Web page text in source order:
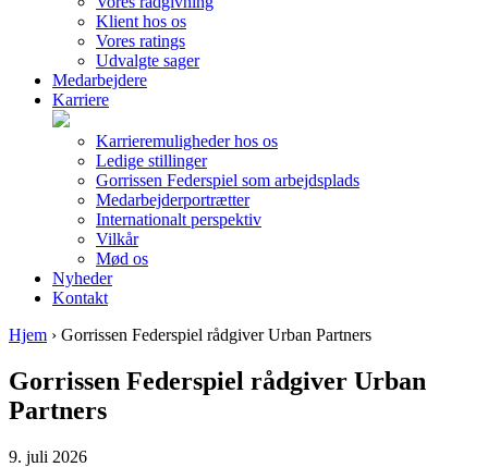
Klient hos os
Vores ratings
Udvalgte sager
Medarbejdere
Karriere
Karrieremuligheder hos os
Ledige stillinger
Gorrissen Federspiel som arbejdsplads
Medarbejderportrætter
Internationalt perspektiv
Vilkår
Mød os
Nyheder
Kontakt
Hjem › Gorrissen Federspiel rådgiver Urban Partners
Gorrissen Federspiel rådgiver Urban
Partners
9. juli 2026